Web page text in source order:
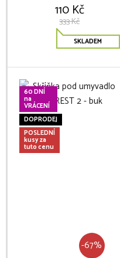
110 Kč
333 Kč
SKLADEM
60 DNÍ
na
VRÁCENÍ
DOPRODEJ
POSLEDNÍ
kusy za
tuto cenu
-67%